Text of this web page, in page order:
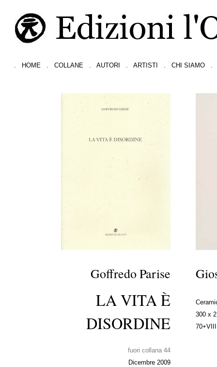
HOME COLLANE AUTORI ARTISTI CHI SIAMO
Goffredo Parise
LA VITA È
DISORDINE
fuori collana 44
Dicembre 2009
300 x